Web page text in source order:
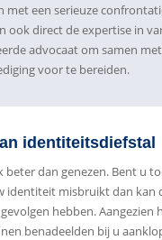
met een serieuze
ook direct de expertise in
advocaat om samen
voor te bereiden.
identiteitsdiefstal
beter dan genezen. Bent u
identiteit misbruikt dan kan
hebben. Aangezien
benadeelden bij u